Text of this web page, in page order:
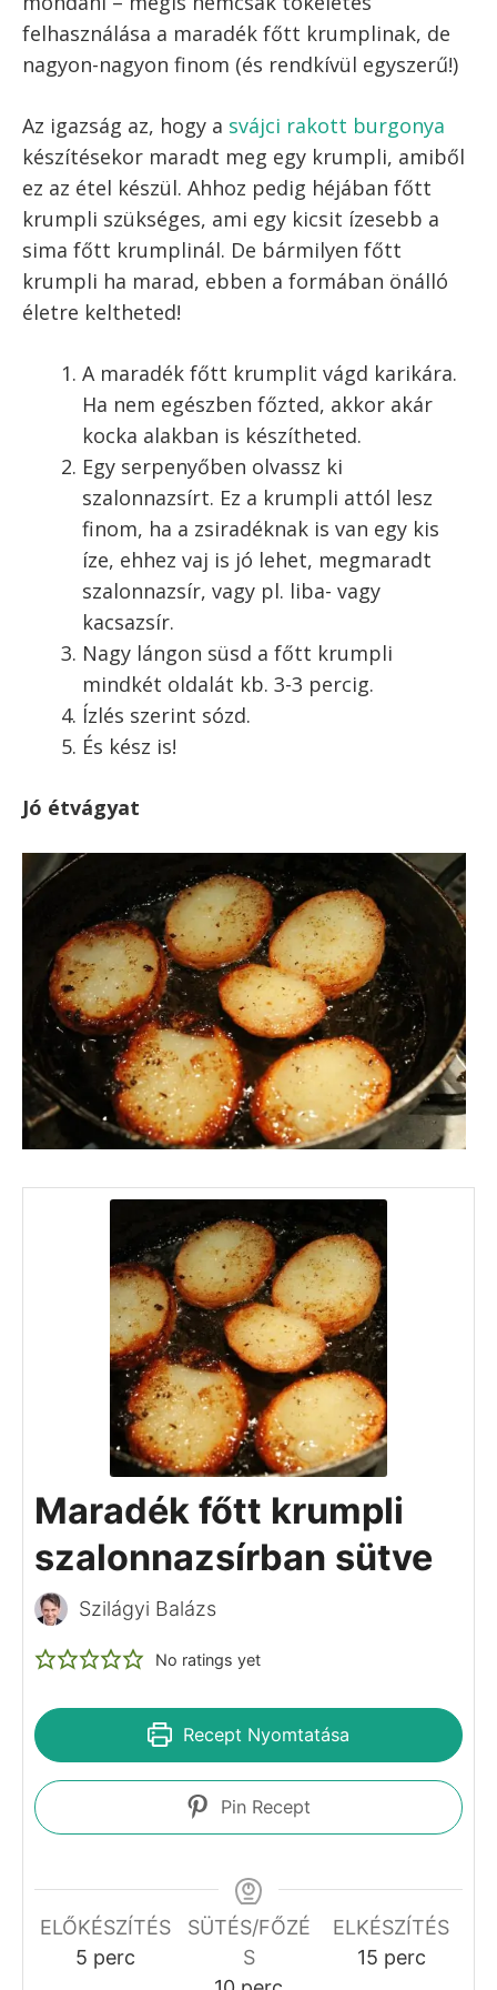
A cikk szerzője:Szilágyi Balázs
Nemhogy bonyolultnak, de még
fantáziadúsnak sem lehet ezt a „recpetet”
mondani – mégis nemcsak tökéletes
felhasználása a maradék főtt krumplinak, de
nagyon-nagyon finom (és rendkívül egyszerű!)
Az igazság az, hogy a
svájci rakott burgonya
készítésekor maradt meg egy krumpli, amiből
krumpli szükséges, ami egy kicsit ízesebb a
sima főtt krumplinál. De bármilyen főtt
krumpli ha marad, ebben a formában önálló
életre keltheted!
A maradék főtt krumplit vágd karikára.
Ha nem egészben főzted, akkor akár
kocka alakban is készítheted.
Egy serpenyőben olvassz ki
szalonnazsírt. Ez a krumpli attól lesz
finom, ha a zsiradéknak is van egy kis
íze, ehhez vaj is jó lehet, megmaradt
kacsazsír.
Nagy lángon süsd a főtt krumpli
mindkét oldalát kb. 3-3 percig.
Ízlés szerint sózd.
És kész is!
Jó étvágyat